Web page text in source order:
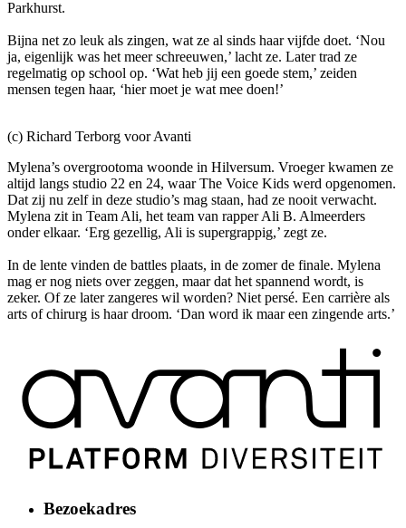
Parkhurst.
Bijna net zo leuk als zingen, wat ze al sinds haar vijfde doet. ‘Nou
ja, eigenlijk was het meer schreeuwen,’ lacht ze. Later trad ze
regelmatig op school op. ‘Wat heb jij een goede stem,’ zeiden
mensen tegen haar, ‘hier moet je wat mee doen!’
(c) Richard Terborg voor Avanti
Mylena’s overgrootoma woonde in Hilversum. Vroeger kwamen ze
altijd langs studio 22 en 24, waar The Voice Kids werd opgenomen.
Dat zij nu zelf in deze studio’s mag staan, had ze nooit verwacht.
Mylena zit in Team Ali, het team van rapper Ali B. Almeerders
onder elkaar. ‘Erg gezellig, Ali is supergrappig,’ zegt ze.
In de lente vinden de battles plaats, in de zomer de finale. Mylena
mag er nog niets over zeggen, maar dat het spannend wordt, is
zeker. Of ze later zangeres wil worden? Niet persé. Een carrière als
arts of chirurg is haar droom. ‘Dan word ik maar een zingende arts.’
Bezoekadres